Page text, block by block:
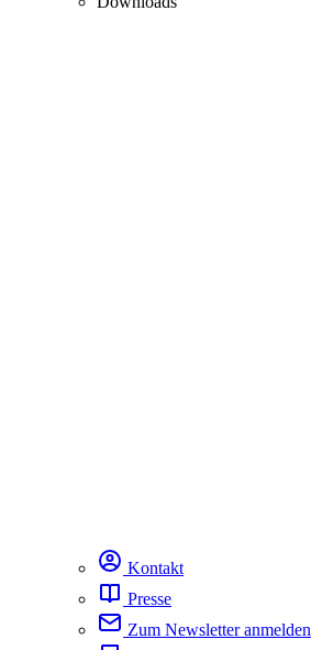
Kontakt
Presse
Zum Newsletter anmelden